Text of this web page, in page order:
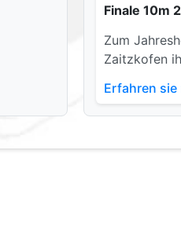
Finale 10m
Zum
Zaitzkofen
Erfahren